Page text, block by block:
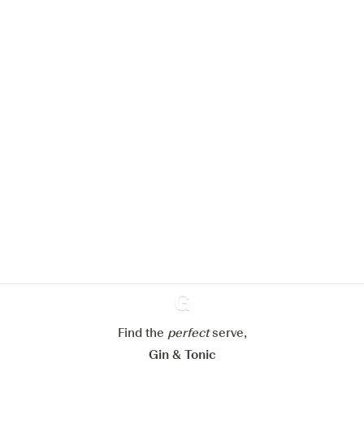
Ginventory
Find the perfectserve,
Gin & Tonic